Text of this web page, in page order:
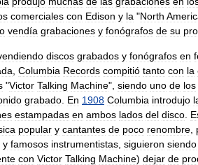
comerciales con Edison y la "North
vendía grabaciones y fonógrafos de su
discos grabados y fonógrafos en
Columbia Records compitió tanto con la
"Victor Talking Machine", siendo uno de los
grabado En 1908 Columbia introdujo
estampadas en ambos lados del disco
popular y cantantes de poco renombre
y famosos instrumentistas siguieron siendo
con Victor Talking Machine) dejar de